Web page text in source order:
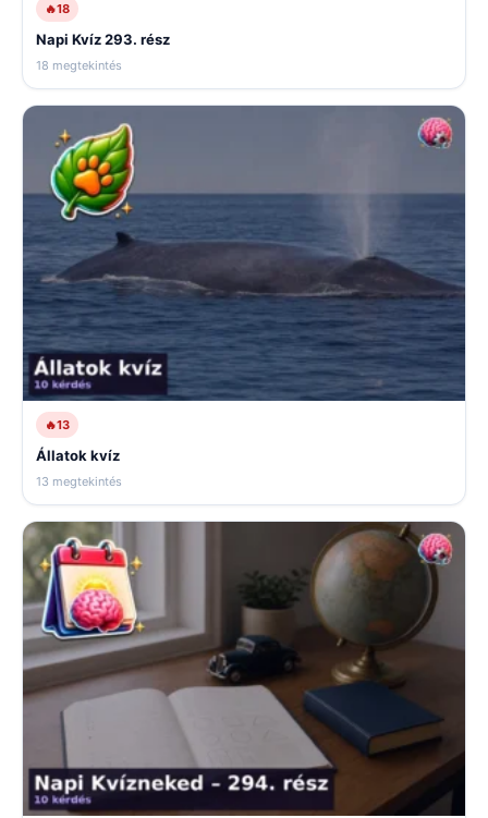
🔥18
Napi Kvíz 293. rész
18 megtekintés
🔥13
Állatok kvíz
13 megtekintés